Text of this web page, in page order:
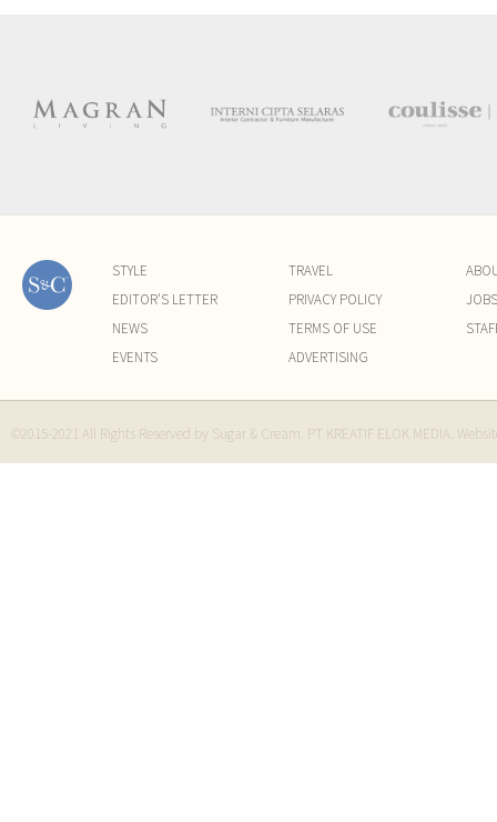
STYLE
EDITOR'S LETTER
NEWS
EVENTS
TRAVEL
PRIVACY POLICY
TERMS OF USE
ADVERTISING
JOBS
©2015-2021 All Rights Reserved by Sugar & Cream. PT KREATIF ELOK MEDIA.